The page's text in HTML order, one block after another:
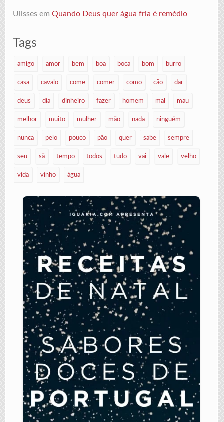
Ulisses emQuando Deus quer água fria é remédio
Tags
amigo amor bem boa boca bom burro
casa cavalo come comer como cão dar
deus dia dinheiro fazer homem mal mau
melhor muito mulher mão nada ninguém
nunca pelo pouco pão quer sabe sempre
seu sã tempo todos tudo vai vale velho
vida vinho água